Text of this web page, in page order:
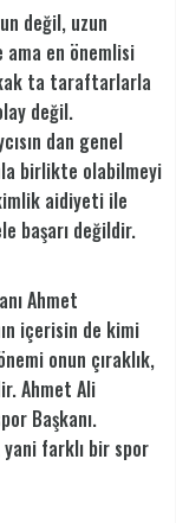
değil, uzun
en önemlisi
ta taraftarlarla
değil.
dan genel
birlikte olabilmeyi
aidiyeti ile
başarı değildir.
Ahmet
içerisin de kimi
onun çıraklık,
Ahmet Ali
Başkanı.
yani farklı bir spor